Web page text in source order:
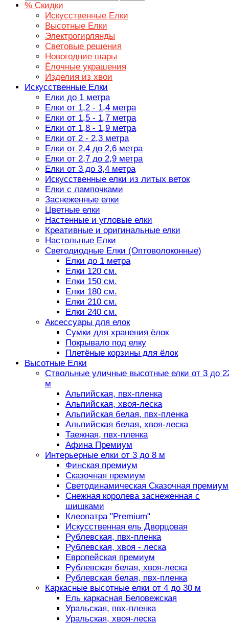
% Скидки
Искусственные Елки
Высотные Елки
Электрогирлянды
Световые решения
Новогодние шары
Ёлочные украшения
Изделия из хвои
Искусственные Елки
Елки до 1 метра
Елки от 1,2 - 1,4 метра
Елки от 1,5 - 1,7 метра
Елки от 1,8 - 1,9 метра
Елки от 2 - 2,3 метра
Елки от 2,4 до 2,6 метра
Елки от 2,7 до 2,9 метра
Елки от 3 до 3,4 метра
Искусственные елки из литых веток
Елки с лампочками
Заснеженные елки
Цветные елки
Настенные и угловые елки
Креативные и оригинальные елки
Настольные Елки
Светодиодные Елки (Оптоволоконные)
Елки до 1 метра
Елки 120 см.
Елки 150 см.
Елки 180 см.
Елки 210 см.
Елки 240 см.
Аксессуары для елок
Сумки для хранения ёлок
Покрывало под елку
Плетёные корзины для ёлок
Высотные Елки
Ствольные уличные высотные елки от 3 до
м
Альпийская, пвх-пленка
Альпийская, хвоя-леска
Альпийская белая, пвх-пленка
Альпийская белая, хвоя-леска
Таежная, пвх-пленка
Афина Премиум
Интерьерные елки от 3 до 8 м
Финская премиум
Сказочная премиум
Светодинамическая Сказочная премиум
Снежная королева заснеженная с
шишками
Клеопатра "Premium"
Искусственная ель Дворцовая
Рублевская, пвх-пленка
Рублевская, хвоя - леска
Европейская премиум
Рублевская белая, хвоя-леска
Рублевская белая, пвх-пленка
Каркасные высотные елки от 4 до 30 м
Ель каркасная Беловежская
Уральская, пвх-пленка
Уральская, хвоя-леска